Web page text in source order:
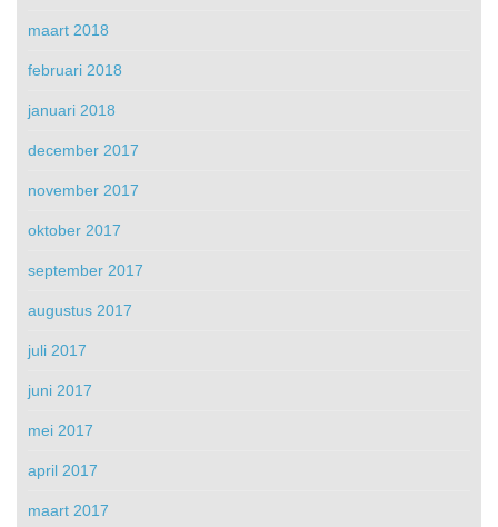
maart 2018
februari 2018
januari 2018
december 2017
november 2017
oktober 2017
september 2017
augustus 2017
juli 2017
juni 2017
mei 2017
april 2017
maart 2017